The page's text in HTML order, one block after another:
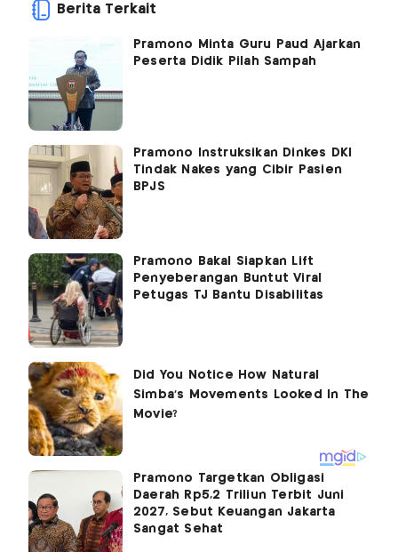
Berita Terkait
Pramono Minta Guru Paud Ajarkan
Peserta Didik Pilah Sampah
Pramono Instruksikan Dinkes DKI
Tindak Nakes yang Cibir Pasien
BPJS
Pramono Bakal Siapkan Lift
Penyeberangan Buntut Viral
Petugas TJ Bantu Disabilitas
Pramono Targetkan Obligasi
Daerah Rp5,2 Triliun Terbit Juni
2027, Sebut Keuangan Jakarta
Sangat Sehat